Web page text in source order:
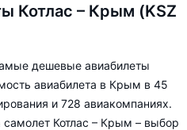
Котлас – Крым (KSZ
дешевые авиабилеты
авиабилета в Крым в 45
и 728 авиакомпаниях.
Котлас – Крым – выбор